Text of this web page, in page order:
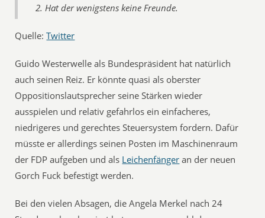
2. Hat der wenigstens keine Freunde.
Quelle:Twitter
Guido Westerwelle als Bundespräsident hat natürlich
auch seinen Reiz. Er könnte quasi als oberster
Oppositionslautsprecher seine Stärken wieder
ausspielen und relativ gefahrlos ein einfacheres,
niedrigeres und gerechtes Steuersystem fordern. Dafür
müsste er allerdings seinen Posten im Maschinenraum
der FDP aufgeben und als  Leichenfänger  an der neuen
Gorch Fuck befestigt werden.
Bei den vielen Absagen, die Angela Merkel nach 24